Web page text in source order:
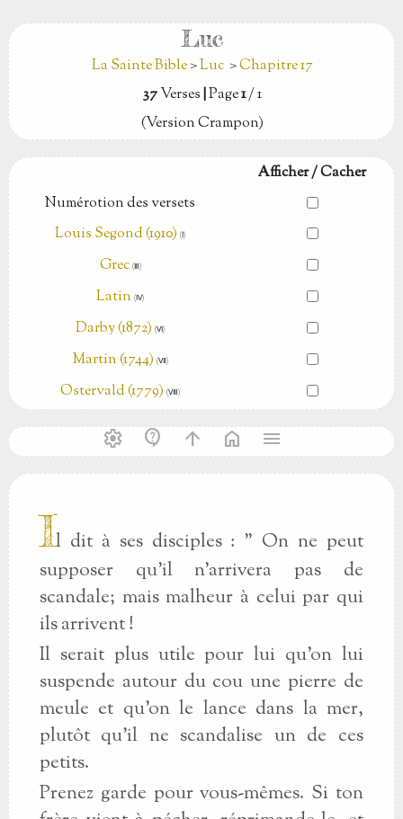
Luc
La Sainte Bible>Luc>Chapitre 17
37Verses|Page1/ 1
(Version Crampon)
Afficher / Cacher
Numérotion des versets
Louis Segond (1910) (Ⅰ)
Grec (Ⅲ)
Latin (Ⅳ)
Darby (1872) (Ⅵ)
Martin (1744) (Ⅶ)
Ostervald (1779) (Ⅷ)
settings contact_support arrow_upward home menu
Il dit à ses disciples : " On ne peut
supposer qu'il n'arrivera pas de
scandale; mais malheur à celui par qui
ils arrivent !
Il serait plus utile pour lui qu'on lui
suspende autour du cou une pierre de
meule et qu'on le lance dans la mer,
plutôt qu'il ne scandalise un de ces
petits.
Prenez garde pour vous-mêmes. Si ton